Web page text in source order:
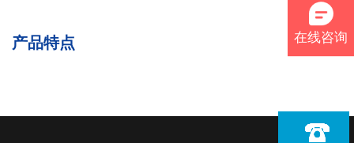
产品特点 在线咨询